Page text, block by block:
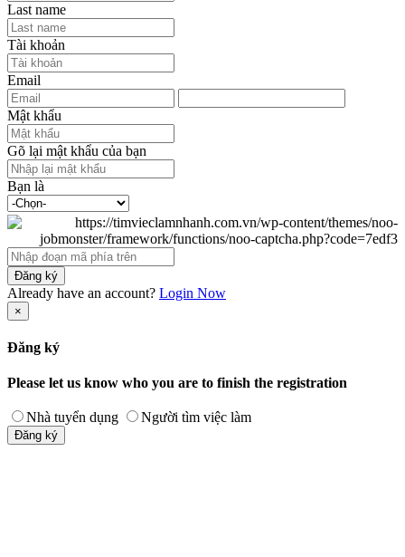
Last name
Tài khoản
Email
Mật khẩu
Gõ lại mật khẩu của bạn
Bạn là
Đăng ký
Already have an account? Login Now
×
Đăng ký
Please let us know who you are to finish the registration
Nhà tuyển dụng Người tìm việc làm
Đăng ký